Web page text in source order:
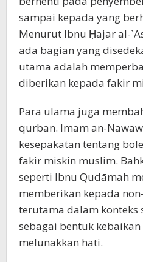
sampai kepada yang
Menurut Ibnu Ḥajar al-
ada bagian yang
utama adalah
diberikan kepada fakir
Para ulama juga
qurban. Imam an-
kesepakatan tentang
fakir miskin muslim.
seperti Ibnu Qudāmah
memberikan kepada
terutama dalam konteks
sebagai bentuk
melunakkan hati.